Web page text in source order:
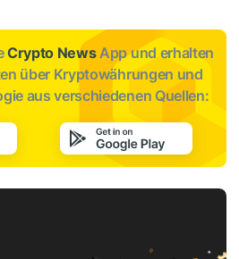
Crypto NewsApp und erhalten
über Kryptowährungen und
aus verschiedenen Quellen: